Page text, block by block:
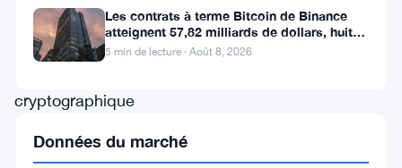
important
cryptographique
Les contrats à terme Bitcoin de Binance
atteignent 57,82 milliards de dollars, huit
fois le volume du marché
5 min de lecture · Août 8, 2026
Données du marché